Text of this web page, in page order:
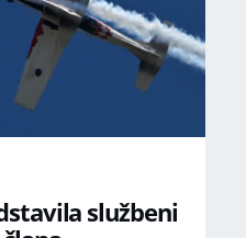
službeni